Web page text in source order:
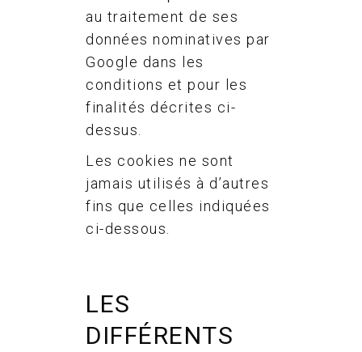
au traitement de ses
données nominatives par
Google dans les
conditions et pour les
finalités décrites ci-
dessus.
Les cookies ne sont
jamais utilisés à d’autres
fins que celles indiquées
ci-dessous.
LES
DIFFÉRENTS